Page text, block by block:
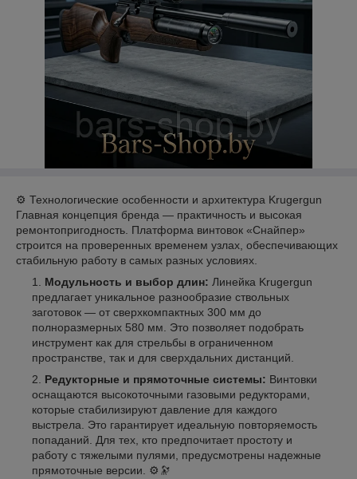
⚙️ Технологические особенности и архитектура Krugergun
Главная концепция бренда — практичность и высокая
ремонтопригодность. Платформа винтовок «Снайпер»
строится на проверенных временем узлах, обеспечивающих
стабильную работу в самых разных условиях.
Модульность и выбор длин: Линейка Krugergun
предлагает уникальное разнообразие ствольных
заготовок — от сверхкомпактных 300 мм до
полноразмерных 580 мм. Это позволяет подобрать
инструмент как для стрельбы в ограниченном
пространстве, так и для сверхдальних дистанций.
Редукторные и прямоточные системы: Винтовки
оснащаются высокоточными газовыми редукторами,
которые стабилизируют давление для каждого
выстрела. Это гарантирует идеальную повторяемость
попаданий. Для тех, кто предпочитает простоту и
работу с тяжелыми пулями, предусмотрены надежные
прямоточные версии. ⚙️🔭